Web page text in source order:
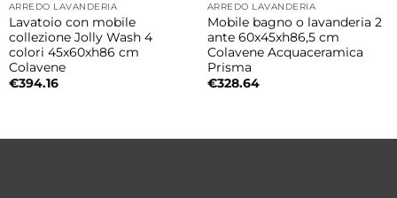
soluzione cristallina arricchita con nitrato
d’argento applicata sulla ceramica e cotta a
1280°C.
ARREDO LAVANDERIA
Lavatoio con mobile
collezione Jolly Wash 4
colori 45x60xh86 cm
Colavene
€394.16
ARREDO LAVANDERIA
Mobile bagno o lavanderia 2
ante 60x45xh86,5 cm
Colavene Acquaceramica
Prisma
€328.64